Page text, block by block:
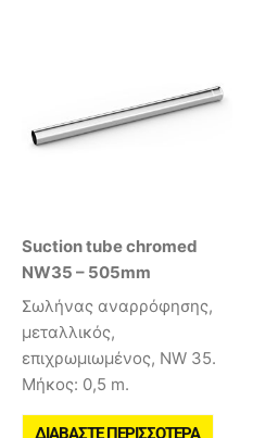
Suction tube chromed
NW35 – 505mm
Σωλήνας αναρρόφησης,
μεταλλικός,
επιχρωμιωμένος, NW 35.
Μήκος: 0,5 m.
ΔΙΑΒΆΣΤΕ ΠΕΡΙΣΣΌΤΕΡΑ